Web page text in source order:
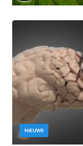
NIEUWS